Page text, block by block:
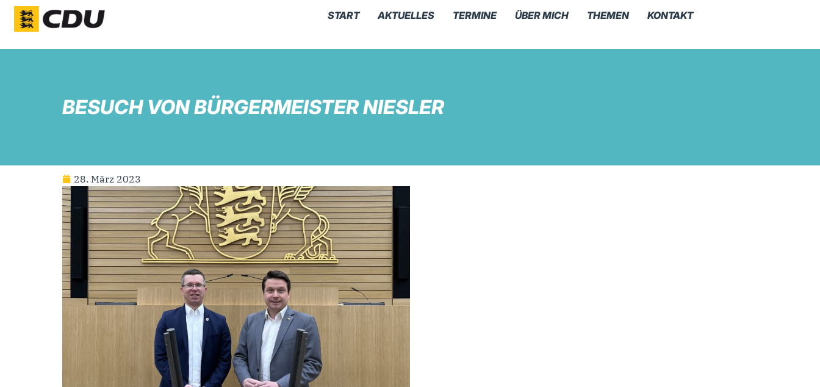
START AKTUELLES TERMINE ÜBER MICH THEMEN KONTAKT
BESUCH VON BÜRGERMEISTER NIESLER
28. März 2023